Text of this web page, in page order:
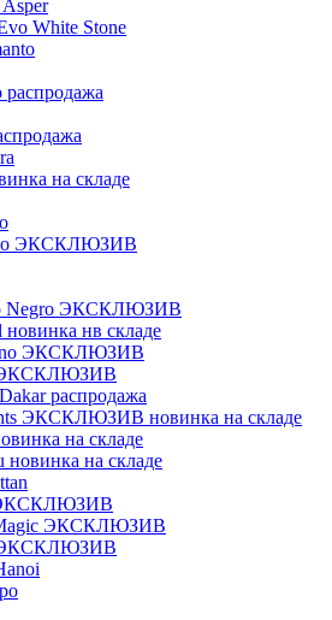
White Stone
распродажа
на складе
ЭКСКЛЮЗИВ
Negro ЭКСКЛЮЗИВ
новинка нв складе
ЭКСКЛЮЗИВ
распродажа
ЭКСКЛЮЗИВ новинка на складе
на складе
новинка на складе
ЭКСКЛЮЗИВ
ЭКСКЛЮЗИВ
ЭКСКЛЮЗИВ